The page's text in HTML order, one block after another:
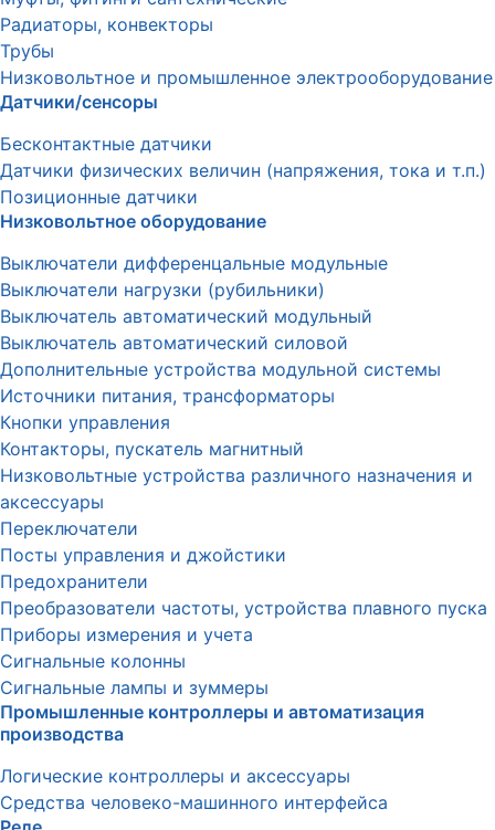
Радиаторы, конвекторы
Трубы
Низковольтное и промышленное электрооборудование
Датчики/сенсоры
Бесконтактные датчики
Датчики физических величин (напряжения, тока и т.п.)
Позиционные датчики
Низковольтное оборудование
Выключатели дифференцальные модульные
Выключатели нагрузки (рубильники)
Выключатель автоматический модульный
Выключатель автоматический силовой
Дополнительные устройства модульной системы
Источники питания, трансформаторы
Кнопки управления
Контакторы, пускатель магнитный
Низковольтные устройства различного назначения и
аксессуары
Переключатели
Посты управления и джойстики
Предохранители
Преобразователи частоты, устройства плавного пуска
Приборы измерения и учета
Сигнальные колонны
Сигнальные лампы и зуммеры
Промышленные контроллеры и автоматизация
производства
Логические контроллеры и аксессуары
Средства человеко-машинного интерфейса